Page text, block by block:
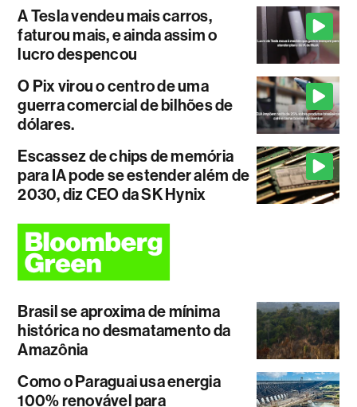
A Tesla vendeu mais carros,
faturou mais, e ainda assim o
lucro despencou
O Pix virou o centro de uma
guerra comercial de bilhões de
dólares.
Escassez de chips de memória
para IA pode se estender além de
2030, diz CEO da SK Hynix
Brasil se aproxima de mínima
histórica no desmatamento da
Amazônia
Como o Paraguai usa energia
100% renovável para